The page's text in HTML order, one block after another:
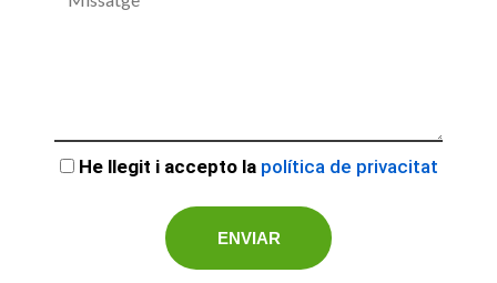
He llegit i accepto la política de privacitat